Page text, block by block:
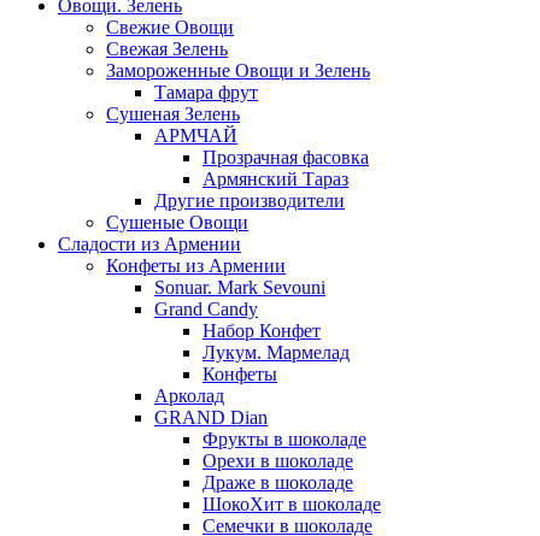
Овощи. Зелень
Свежие Овощи
Свежая Зелень
Замороженные Овощи и Зелень
Тамара фрут
Сушеная Зелень
АРМЧАЙ
Прозрачная фасовка
Армянский Тараз
Другие производители
Сушеные Овощи
Сладости из Армении
Конфеты из Армении
Sonuar. Mark Sevouni
Grand Candy
Набор Конфет
Лукум. Мармелад
Конфеты
Арколад
GRAND Dian
Фрукты в шоколаде
Орехи в шоколаде
Драже в шоколаде
ШокоХит в шоколаде
Семечки в шоколаде